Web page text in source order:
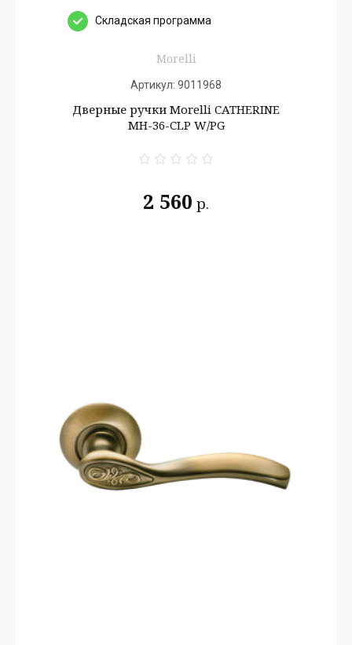
Cкладская программа
Morelli
Артикул: 9011968
Дверные ручки Morelli CATHERINE
MH-36-CLP W/PG
2 560 р.